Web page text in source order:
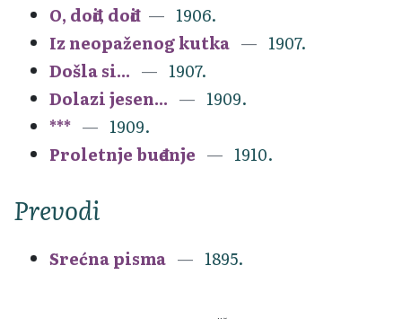
O, dođi, dođi
1906.
Iz neopaženog kutka
1907.
Došla si...
1907.
Dolazi jesen...
1909.
***
1909.
Proletnje buđenje
1910.
Prevodi
Srećna pisma 1895.